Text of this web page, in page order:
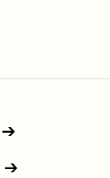
->
->